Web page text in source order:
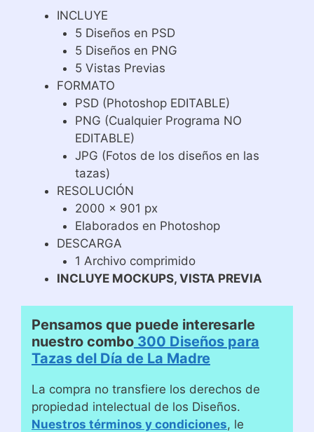
INCLUYE
5 Diseños en PSD
5 Diseños en PNG
5 Vistas Previas
FORMATO
PSD (Photoshop EDITABLE)
PNG (Cualquier Programa NO
EDITABLE)
JPG (Fotos de los diseños en las
tazas)
RESOLUCIÓN
2000 x 901 px
Elaborados en Photoshop
DESCARGA
1 Archivo comprimido
INCLUYE MOCKUPS, VISTA PREVIA
Pensamos que puede interesarle
nuestro combo 300 Diseños para
Tazas del Día de La Madre
La compra no transfiere los derechos de
propiedad intelectual de los Diseños.
Nuestros términos y condiciones, le